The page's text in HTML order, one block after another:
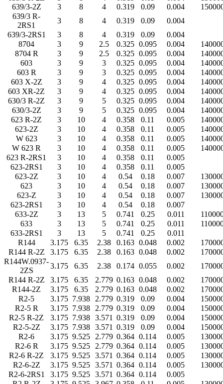
639/3-2Z
3 8 4 0.319 0.09 0.004
639/3 R-
2RS1
3 8 4 0.319 0.09
0.004
639/3-2RS1
3 8 4 0.319 0.09
0.004
8704
3 9 2.5 0.325 0.095 0.004
8704 R
3 9 2.5 0.325 0.095 0.004
603
3 9 3 0.325 0.095 0.004
603 R
3 9 3 0.325 0.095 0.004
603 X-2Z
3 9 4 0.325 0.095 0.004
603 XR-2Z
3 9 4 0.325 0.095 0.004
630/3 R-2Z
3 9 5 0.325 0.095 0.004
630/3-2Z
3 9 5 0.325 0.095 0.004
623 R-2Z
3 10 4 0.358 0.11 0.005
623-2Z
3 10 4 0.358 0.11 0.005
W 623
3 10 4 0.358 0.11 0.005
W 623 R
3 10 4 0.358 0.11 0.005
623 R-2RS1
3 10 4 0.358 0.11
0.005
623-2RS1
3 10 4 0.358 0.11
0.005
623-2Z
3 10 4 0.54 0.18 0.007
623
3 10 4 0.54 0.18 0.007
623-Z
3 10 4 0.54 0.18 0.007
623-2RS1
3 10 4 0.54 0.18
0.007
633-2Z
3 13 5 0.741 0.25 0.011
633
3 13 5 0.741 0.25 0.011
633-2RS1
3 13 5 0.741 0.25
0.011
R144
3.175 6.35 2.38 0.163 0.048 0.002
R144 R-2Z
3.175 6.35 2.38 0.163 0.048 0.002
R144W.0937-
2ZS
3.175 6.35 2.38 0.174 0.055 0.002
R144 R-2Z
3.175 6.35 2.779 0.163 0.048 0.002
R144-2Z
3.175 6.35 2.779 0.163 0.048 0.002
R2-5
3.175 7.938 2.779 0.319 0.09 0.004
R2-5 R
3.175 7.938 2.779 0.319 0.09 0.004
R2-5 R-2Z
3.175 7.938 3.571 0.319 0.09 0.004
R2-5-2Z
3.175 7.938 3.571 0.319 0.09 0.004
R2-6
3.175 9.525 2.779 0.364 0.114 0.005
R2-6 R
3.175 9.525 2.779 0.364 0.114 0.005
R2-6 R-2Z
3.175 9.525 3.571 0.364 0.114 0.005
R2-6-2Z
3.175 9.525 3.571 0.364 0.114 0.005
R2-6-2RS1
3.175 9.525 3.571 0.364 0.114
0.005